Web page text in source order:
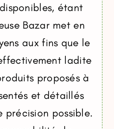
étant
Bazar met en
aux fins que le
ladite
proposés à
et détaillés
précision possible.